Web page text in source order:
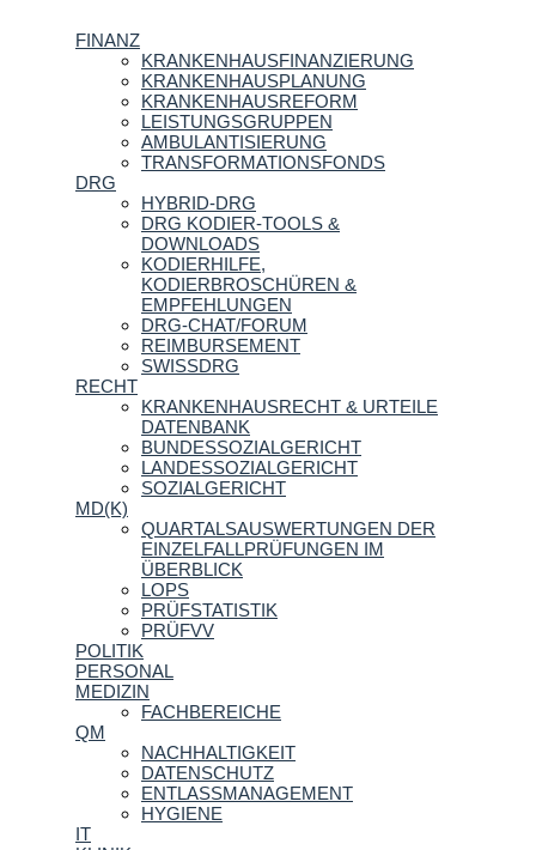
FINANZ
KRANKENHAUSFINANZIERUNG
KRANKENHAUSPLANUNG
KRANKENHAUSREFORM
LEISTUNGSGRUPPEN
AMBULANTISIERUNG
TRANSFORMATIONSFONDS
DRG
HYBRID-DRG
DRG KODIER-TOOLS &
DOWNLOADS
KODIERHILFE,
KODIERBROSCHÜREN &
EMPFEHLUNGEN
DRG-CHAT/FORUM
REIMBURSEMENT
SWISSDRG
RECHT
KRANKENHAUSRECHT & URTEILE
DATENBANK
BUNDESSOZIALGERICHT
LANDESSOZIALGERICHT
SOZIALGERICHT
MD(K)
QUARTALSAUSWERTUNGEN DER
EINZELFALLPRÜFUNGEN IM
ÜBERBLICK
LOPS
PRÜFSTATISTIK
PRÜFVV
POLITIK
PERSONAL
MEDIZIN
FACHBEREICHE
QM
NACHHALTIGKEIT
DATENSCHUTZ
ENTLASSMANAGEMENT
HYGIENE
IT